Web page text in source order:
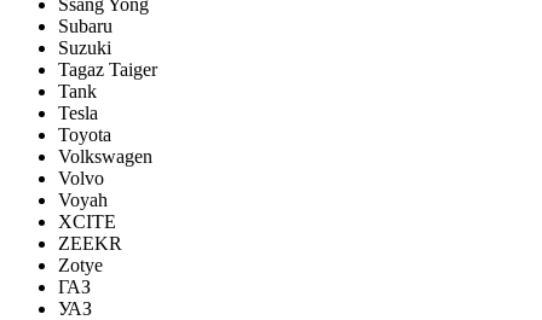
Ssang Yong
Subaru
Suzuki
Tagaz Taiger
Tank
Tesla
Toyota
Volkswagen
Volvo
Voyah
XCITE
ZEEKR
Zotye
ГАЗ
УАЗ